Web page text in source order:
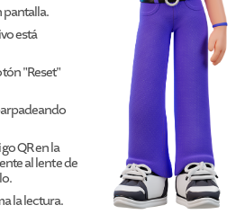
pantalla.
está
"Reset"
QR en la
al lente de
la lectura.